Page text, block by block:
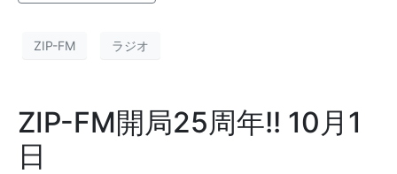
ZIP-FM ラジオ
ZIP-FM開局25周年!! 10月1
日